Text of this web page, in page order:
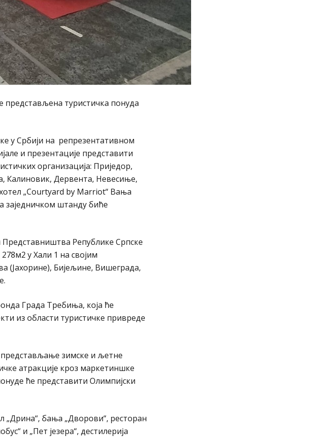
представљена туристичка понуда
у Србији на репрезентативном
и презентације представити
организација: Приједор,
Калиновик, Дервента, Невесиње,
„Courtyard by Marriot“ Вања
заједничком штанду биће
Републике Српске
у Хали 1 на својим
(Јахоринe), Бијељинe, Вишеградa,
Града Требиња, која ће
из области туристичке привреде
представљање зимске и љетне
атракције кроз маркетиншке
ће представити Олимпијски
„Дрина“, бања „Дворови“, ресторан
и „Пет језера“, дестилерија